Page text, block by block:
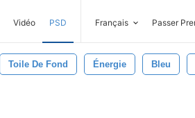
Vidéo PSD Français Passer
Toile De Fond Énergie Bleu